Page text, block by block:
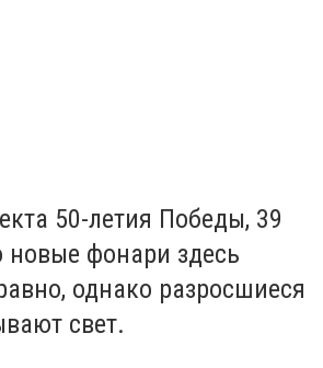
50-летия Победы, 39
новые фонари здесь
однако разросшиеся
свет.